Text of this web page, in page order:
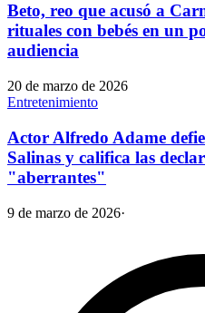
Beto, reo que acusó a
rituales con bebés en un
audiencia
20 de marzo de 2026
Entretenimiento
Actor Alfredo Adame
Salinas y califica las
"aberrantes"
9 de marzo de 2026·